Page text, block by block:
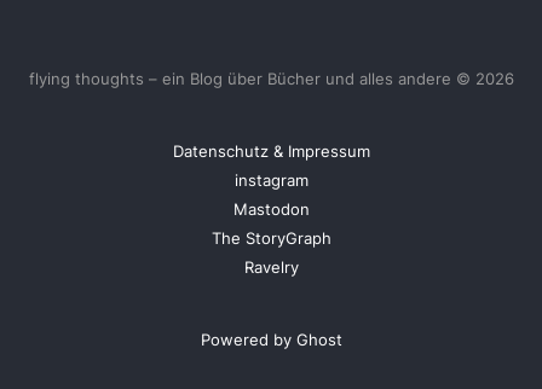
flying thoughts – ein Blog über Bücher und alles andere © 2026
Datenschutz & Impressum
instagram
Mastodon
The StoryGraph
Ravelry
Powered by Ghost